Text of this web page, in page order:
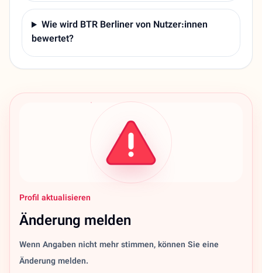
Wie wird BTR Berliner von Nutzer:innen
bewertet?
Profil aktualisieren
Änderung melden
Wenn Angaben nicht mehr stimmen, können Sie eine
Änderung melden.